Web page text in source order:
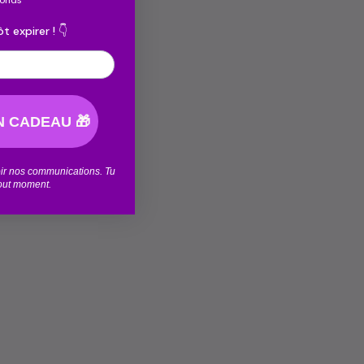
expirer ! 👇
CADEAU 🎁
nos communications. Tu
moment.